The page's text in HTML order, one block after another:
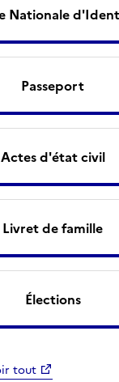
Nationale
Passeport
Actes d'état civil
Livret de famille
Élections
tout